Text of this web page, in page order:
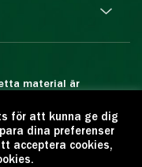
material är
är förbjuden.
källan:
utgivare:
för att kunna ge dig
dina preferenser
acceptera cookies,